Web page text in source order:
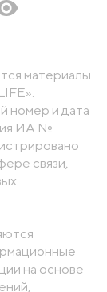
материалы
номер и дата
ИА №
связи,
на основе